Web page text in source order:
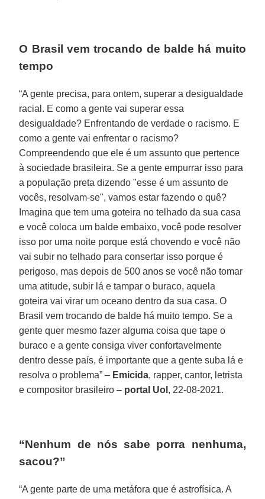
O Brasil vem trocando de balde há muito
tempo
“A gente precisa, para ontem, superar a desigualdade
racial. E como a gente vai superar essa
desigualdade? Enfrentando de verdade o racismo. E
como a gente vai enfrentar o racismo?
Compreendendo que ele é um assunto que pertence
à sociedade brasileira. Se a gente empurrar isso para
a população preta dizendo "esse é um assunto de
vocês, resolvam-se", vamos estar fazendo o quê?
Imagina que tem uma goteira no telhado da sua casa
e você coloca um balde embaixo, você pode resolver
isso por uma noite porque está chovendo e você não
vai subir no telhado para consertar isso porque é
perigoso, mas depois de 500 anos se você não tomar
uma atitude, subir lá e tampar o buraco, aquela
goteira vai virar um oceano dentro da sua casa. O
Brasil vem trocando de balde há muito tempo. Se a
gente quer mesmo fazer alguma coisa que tape o
buraco e a gente consiga viver confortavelmente
dentro desse país, é importante que a gente suba lá e
resolva o problema” – Emicida, rapper, cantor, letrista
e compositor brasileiro – portal Uol , 22-08-2021.
“Nenhum de nós sabe porra nenhuma,
sacou?”
“A gente parte de uma metáfora que é astrofísica. A